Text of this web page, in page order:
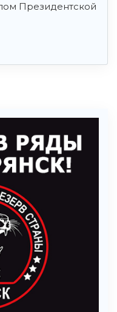
Президентской